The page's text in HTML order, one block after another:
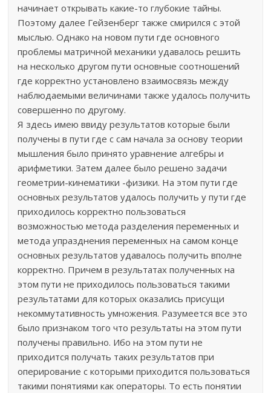
начинает открывать какие-то глубокие тайны.
Поэтому далее Гейзенберг также смирился с этой
мыслью. Однако на новом пути где основного
проблемы матричной механики удавалось решить
на несколько другом пути основные соотношений
где корректно установлено взаимосвязь между
наблюдаемыми величинами также удалось получить
совершенно по другому.
Я здесь имею ввиду результатов которые были
получены в пути где с сам начала за основу теории
мышления было принято уравнение алгебры и
арифметики. Затем далее было решено задачи
геометрии-кинематики -физики. На этом пути где
основных результатов удалось получить у пути где
приходилось корректно пользоваться
возможностью метода разделения переменных и
метода упразднения переменных на самом конце
основных результатов удавалось получить вполне
корректно. Причем в результатах полученных на
этом пути не приходилось пользоваться такими
результатами для которых оказались присущи
некоммутативность умножения. Разумеется все это
было признаком того что результаты на этом пути
получены правильно. Ибо на этом пути не
приходится получать таких результатов при
оперирование с которыми приходится пользоваться
такими понятиями как операторы. То есть понятии